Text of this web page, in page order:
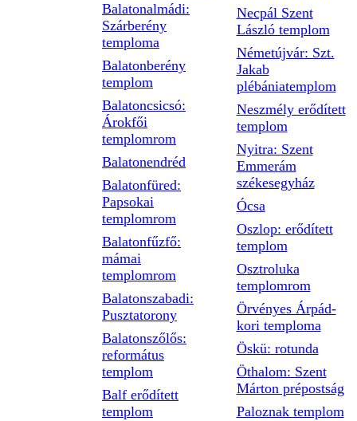
Balatonalmádi:
Szárberény
temploma
Balatonberény
templom
Balatoncsicsó:
Árokfői
templomrom
Balatonendréd
Balatonfüred:
Papsokai
templomrom
Balatonfűzfő:
mámai
templomrom
Balatonszabadi:
Pusztatorony
Balatonszőlős:
református
templom
Balf erődített
templom
Necpál Szent
László templom
Németújvár: Szt.
Jakab
plébániatemplom
Neszmély erődített
templom
Nyitra: Szent
Emmerám
székesegyház
Ócsa
Oszlop: erődített
templom
Osztroluka
templomrom
Örvényes Árpád-
kori temploma
Öskü: rotunda
Öthalom: Szent
Márton prépostság
Paloznak templom